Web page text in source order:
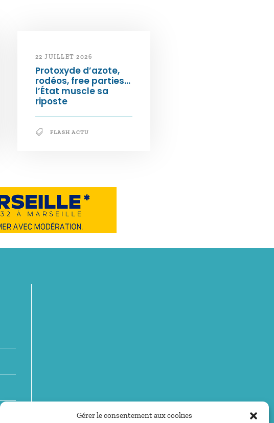
Gérer le consentement aux cookies
22 JUILLET 2026
Protoxyde d’azote,
rodéos, free parties…
l’État muscle sa
riposte
FLASH ACTU